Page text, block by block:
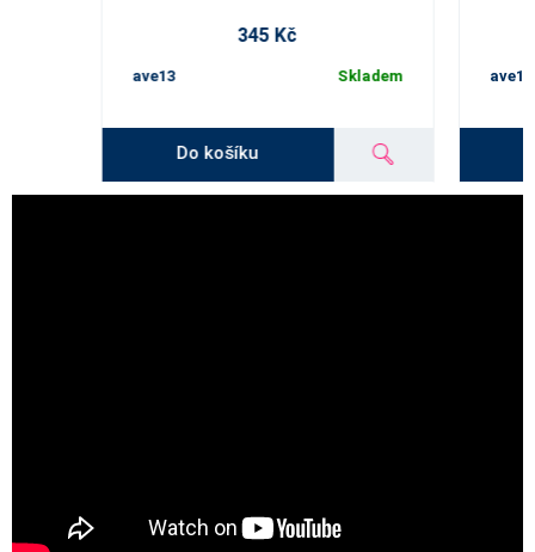
345 Kč
ave13 Skladem
Do košíku
ave14